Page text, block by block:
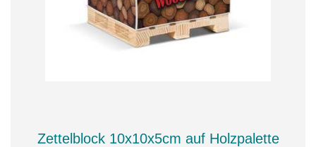
Zettelblock 10x10x5cm auf Holzpalette